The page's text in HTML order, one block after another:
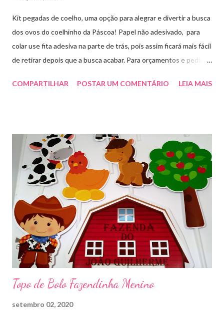
Kit pegadas de coelho, uma opção para alegrar e divertir a busca
dos ovos do coelhinho da Páscoa! Papel não adesivado, para
colar use fita adesiva na parte de trás, pois assim ficará mais fácil
de retirar depois que a busca acabar. Para orçamentos e pedidos
para baixar o arquivo que fiz para vocês! E peço que
COMPARTILHAR POSTAR UM COMENTÁRIO LEIA MAIS
Topo de Bolo Fazendinha Menino
setembro 02, 2020